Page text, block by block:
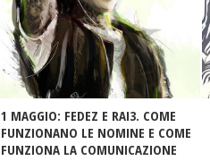
1 MAGGIO: FEDEZ E RAI3. COME
FUNZIONANO LE NOMINE E COME
FUNZIONA LA COMUNICAZIONE